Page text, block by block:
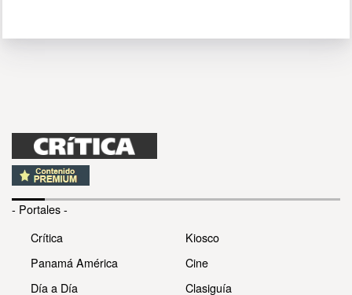
- Portales -
Crítica
Panamá América
Día a Día
Kiosco
Cine
Clasiguía